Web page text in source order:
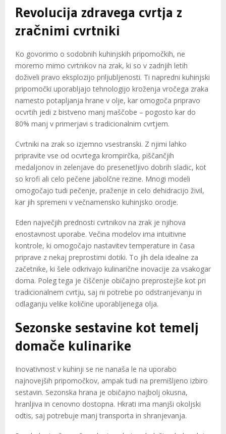
Revolucija zdravega cvrtja z
zračnimi cvrtniki
Ko govorimo o sodobnih kuhinjskih pripomočkih, ne
moremo mimo cvrtnikov na zrak, ki so v zadnjih letih
doživeli pravo eksplozijo priljubljenosti. Ti napredni kuhinjski
pripomočki uporabljajo tehnologijo kroženja vročega zraka
namesto potapljanja hrane v olje, kar omogoča pripravo
ocvrtih jedi z bistveno manj maščobe – pogosto kar do
80% manj v primerjavi s tradicionalnim cvrtjem.
Cvrtniki na zrak so izjemno vsestranski. Z njimi lahko
pripravite vse od ocvrtega krompirčka, piščančjih
medaljonov in zelenjave do presenetljivo dobrih sladic, kot
so krofi ali celo pečene jabolčne rezine. Mnogi modeli
omogočajo tudi pečenje, praženje in celo dehidracijo živil,
kar jih spremeni v večnamensko kuhinjsko orodje.
Eden največjih prednosti cvrtnikov na zrak je njihova
enostavnost uporabe. Večina modelov ima intuitivne
kontrole, ki omogočajo nastavitev temperature in časa
priprave z nekaj preprostimi dotiki. To jih dela idealne za
začetnike, ki šele odkrivajo kulinarične inovacije za vsakogar
doma. Poleg tega je čiščenje običajno preprostejše kot pri
tradicionalnem cvrtju, saj ni potrebe po odstranjevanju in
odlaganju velike količine uporabljenega olja.
Sezonske sestavine kot temelj
domače kulinarike
Inovativnost v kuhinji se ne nanaša le na uporabo
najnovejših pripomočkov, ampak tudi na premišljeno izbiro
sestavin. Sezonska hrana je običajno najbolj okusna,
hranljiva in cenovno dostopna. Hkrati ima manjši okoljski
odtis, saj potrebuje manj transporta in shranjevanja.